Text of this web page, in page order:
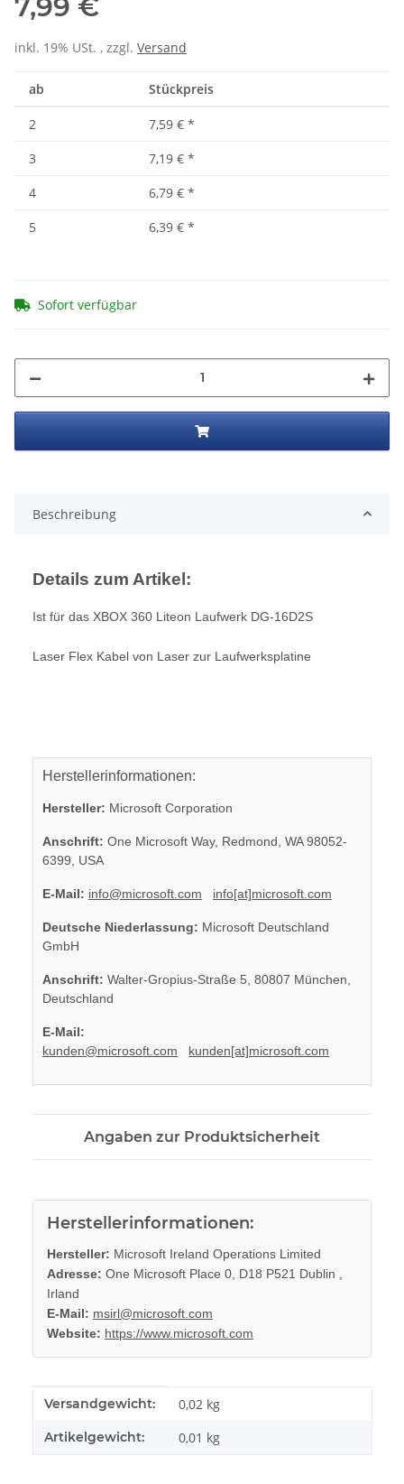
inkl. 19% USt. , zzgl. Versand
ab Stückpreis
2 7,59 € *
3
7,19 € *
4
6,79 € *
5
6,39 € *
Sofort verfügbar
Beschreibung
Details zum Artikel:
Ist für das XBOX 360 Liteon Laufwerk DG-16D2S
Laser Flex Kabel von Laser zur Laufwerksplatine
Herstellerinformationen:
Hersteller: Microsoft Corporation
Anschrift: One Microsoft Way, Redmond, WA 98052-
6399, USA
E-Mail: info@microsoft.com info[at]microsoft.com
Deutsche Niederlassung: Microsoft Deutschland
GmbH
Anschrift: Walter-Gropius-Straße 5, 80807 München,
Deutschland
E-Mail:
kunden@microsoft.com
kunden[at]microsoft.com
Angaben zur Produktsicherheit
Herstellerinformationen:
Hersteller: Microsoft Ireland Operations Limited
Adresse: One Microsoft Place 0, D18 P521 Dublin ,
Irland
E-Mail: msirl@microsoft.com
Website: https://www.microsoft.com
Produkteigenschaft
Wert
Versandgewicht: 0,02 kg
Artikelgewicht: 0,01 kg